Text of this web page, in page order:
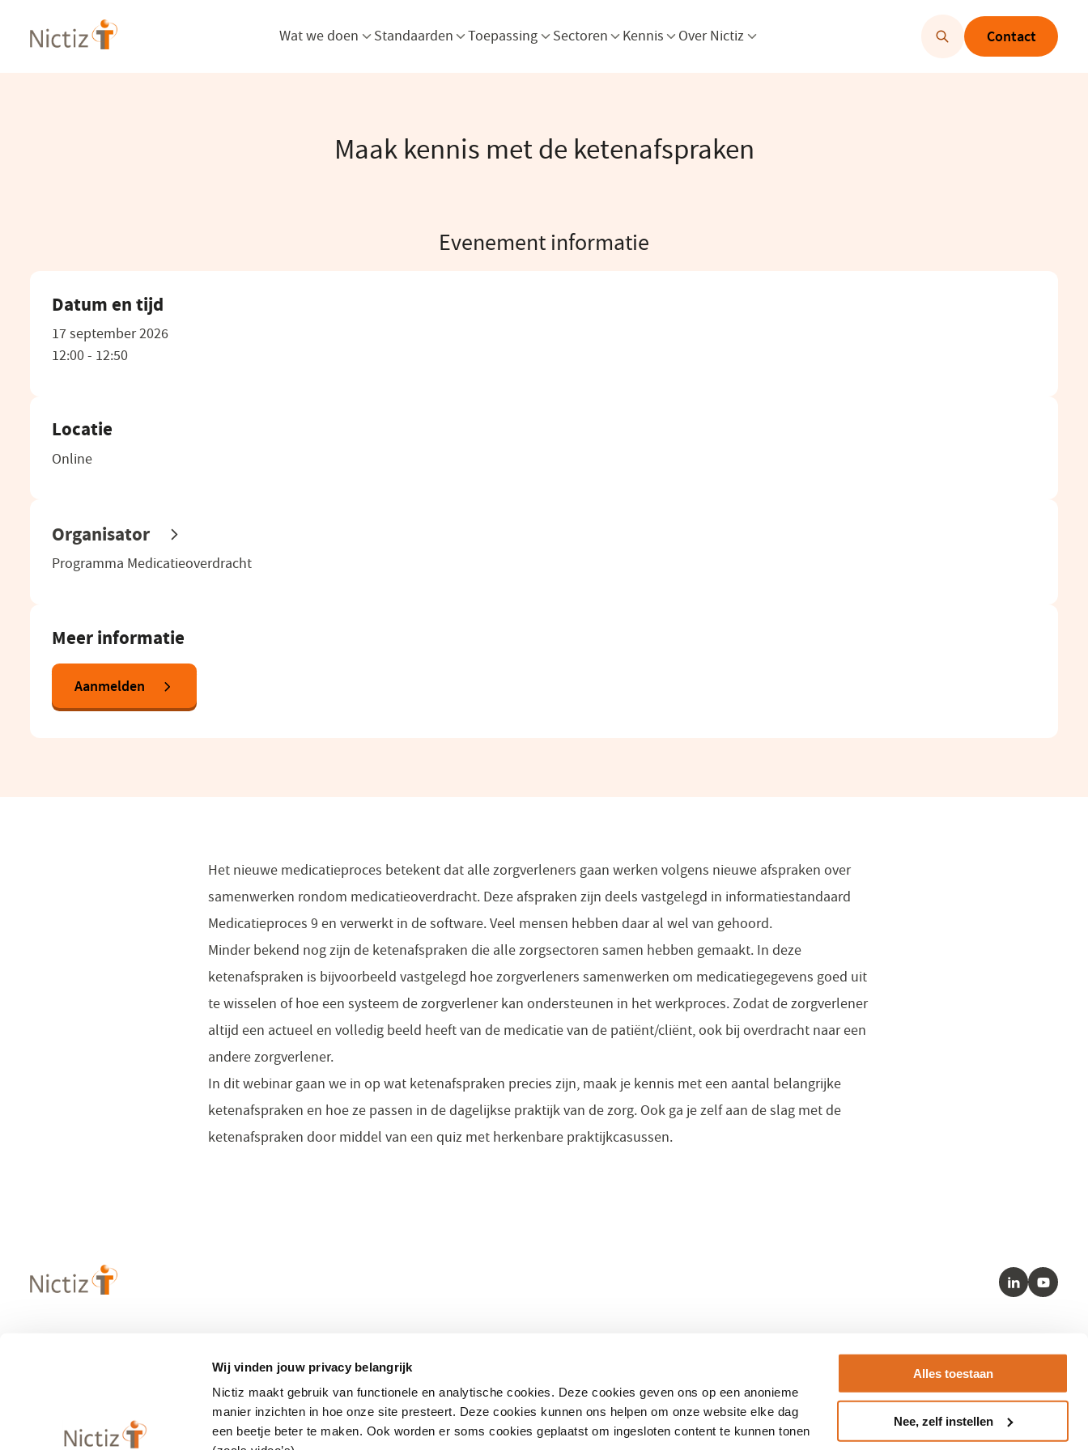
Wij vinden jouw privacy belangrijk
Nictiz maakt gebruik van functionele en analytische cookies. Deze cookies geven ons op een anonieme
manier inzichten in hoe onze site presteert. Deze cookies kunnen ons helpen om onze website elke dag
een beetje beter te maken. Ook worden er soms cookies geplaatst om ingesloten content te kunnen tonen
Alles toestaan
Nee, zelf instellen
en
Wat we doen Menu openen
Standaarden Menu openen
Toepassing Menu openen
Sectoren Menu openen
Kennis Menu openen
Over Nictiz Contact
Maak kennis met de ketenafspraken
Evenement informatie
Datum en tijd
17 september 2026
12:00 - 12:50
Locatie
Online
Organisator
in
een
Programma Medicatieoverdracht
Meer informatie
Aanmelden
in
Het nieuwe medicatieproces betekent dat alle zorgverleners gaan werken volgens nieuwe afspraken over
samenwerken rondom medicatieoverdracht. Deze afspraken zijn deels vastgelegd in informatiestandaard
Medicatieproces 9 en verwerkt in de software. Veel mensen hebben daar al wel van gehoord.
Minder bekend nog zijn de ketenafspraken die alle zorgsectoren samen hebben gemaakt. In deze
ketenafspraken is bijvoorbeeld vastgelegd hoe zorgverleners samenwerken om medicatiegegevens goed uit
te wisselen of hoe een systeem de zorgverlener kan ondersteunen in het werkproces. Zodat de zorgverlener
altijd een actueel en volledig beeld heeft van de medicatie van de patiënt/cliënt, ook bij overdracht naar een
andere zorgverlener.
In ditwebinargaan we in op wat ketenafspraken precies zijn, maak je kennis met een aantal belangrijke
ketenafspraken en hoe ze passen in de dagelijkse praktijk van de zorg. Ook ga je zelf aan de slag met de
ketenafspraken door middel van een quiz met herkenbare praktijkcasussen.
LinkedInYoutube
– Nieuws
Populaire onderwerpen
– Informatiestandaarden
– Zibs
– Terminologie
– Nationale bibliotheek
in
een
– Kwalificatiecentrum
– Publicaties
Kernstandaarden
– HL7 FHIR